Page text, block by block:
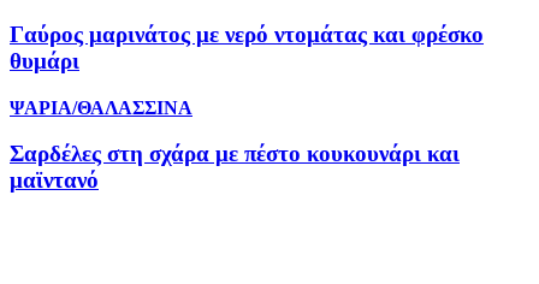
Γαύρος μαρινάτος με νερό ντομάτας και φρέσκο
θυμάρι
ΨΑΡΙΑ/ΘΑΛΑΣΣΙΝΑ
Σαρδέλες στη σχάρα με πέστο κουκουνάρι και
μαϊντανό